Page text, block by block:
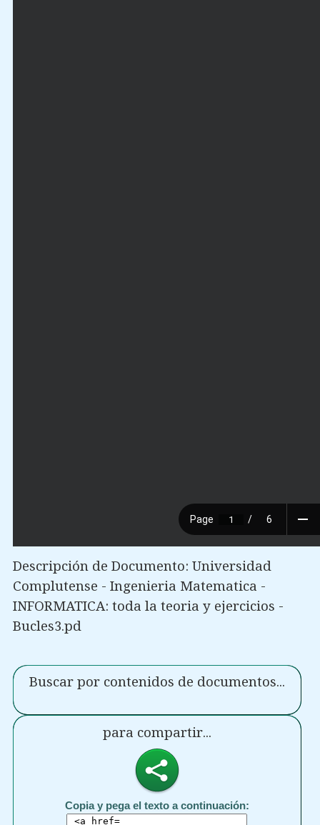
Descripción de Documento: Universidad
Complutense - Ingenieria Matematica -
INFORMATICA: toda la teoria y ejercicios -
Bucles3.pd
Buscar por contenidos de documentos...
para compartir...
Copia y pega el texto a continuación: